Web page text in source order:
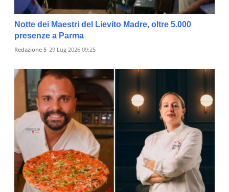
Notte dei Maestri del Lievito Madre, oltre 5.000
presenze a Parma
Redazione 5 29 Lug 2026 09:25